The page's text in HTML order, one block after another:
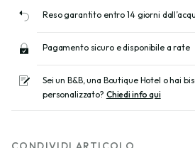
Reso garantito entro 14 giorni
Pagamento sicuro e disponibile a rate
Sei un B&B, una Boutique Hotel o hai
personalizzato? Chiedi info qui